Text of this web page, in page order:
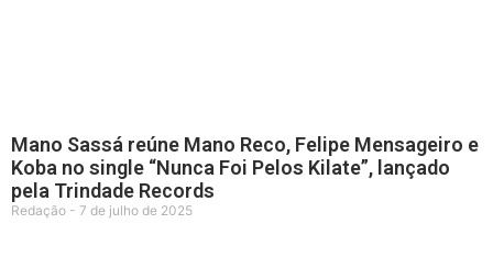
Mano Sassá reúne Mano Reco, Felipe Mensageiro e
Koba no single “Nunca Foi Pelos Kilate”, lançado
pela Trindade Records
Redação 7 de julho de 2025